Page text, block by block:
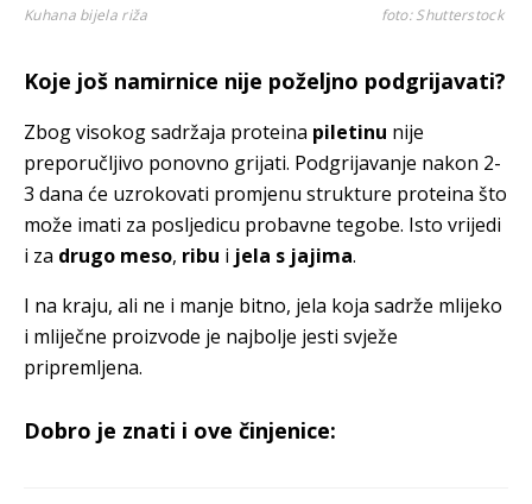
Kuhana bijela riža foto: Shutterstock
Koje još namirnice nije poželjno podgrijavati?
Zbog visokog sadržaja proteina piletinu nije
preporučljivo ponovno grijati. Podgrijavanje nakon 2-
3 dana će uzrokovati promjenu strukture proteina što
može imati za posljedicu probavne tegobe. Isto vrijedi
i za drugo meso, ribu i jela s jajima.
I na kraju, ali ne i manje bitno, jela koja sadrže mlijeko
i mliječne proizvode je najbolje jesti svježe
pripremljena.
Dobro je znati i ove činjenice: